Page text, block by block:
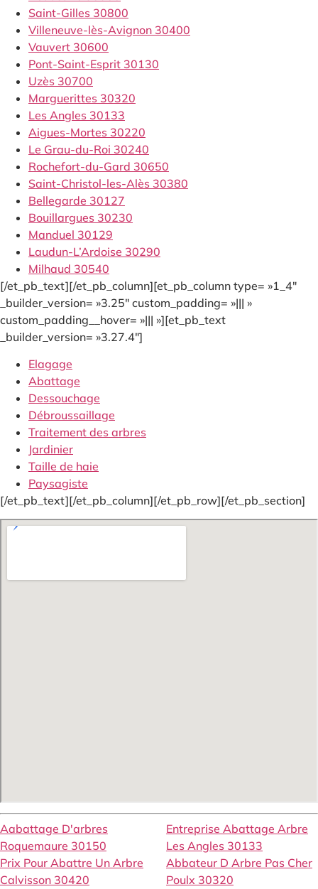
Saint-Gilles 30800
Villeneuve-lès-Avignon 30400
Vauvert 30600
Pont-Saint-Esprit 30130
Uzès 30700
Marguerittes 30320
Les Angles 30133
Aigues-Mortes 30220
Le Grau-du-Roi 30240
Rochefort-du-Gard 30650
Saint-Christol-les-Alès 30380
Bellegarde 30127
Bouillargues 30230
Manduel 30129
Laudun-L’Ardoise 30290
Milhaud 30540
[/et_pb_text][/et_pb_column][et_pb_column type= »1_4″
_builder_version= »3.25″ custom_padding= »||| »
custom_padding__hover= »||| »][et_pb_text
_builder_version= »3.27.4″]
Elagage
Abattage
Dessouchage
Débroussaillage
Traitement des arbres
Jardinier
Taille de haie
Paysagiste
[/et_pb_text][/et_pb_column][/et_pb_row][/et_pb_section]
Aabattage D'arbres
Roquemaure 30150
Prix Pour Abattre Un Arbre
Calvisson 30420
Entreprise Abattage Arbre
Les Angles 30133
Abbateur D Arbre Pas Cher
Poulx 30320